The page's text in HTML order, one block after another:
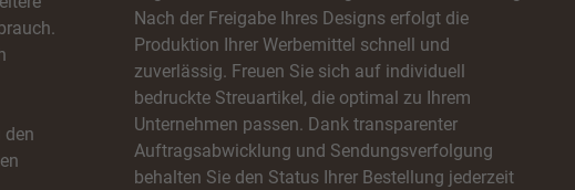
den
Nach der Freigabe Ihres Designs erfolgt die
Produktion Ihrer Werbemittel schnell und
zuverlässig. Freuen Sie sich auf individuell
bedruckte Streuartikel, die optimal zu Ihrem
Unternehmen passen. Dank transparenter
Auftragsabwicklung und Sendungsverfolgung
behalten Sie den Status Ihrer Bestellung jederzeit
Statistiken
uns zu
Marketing